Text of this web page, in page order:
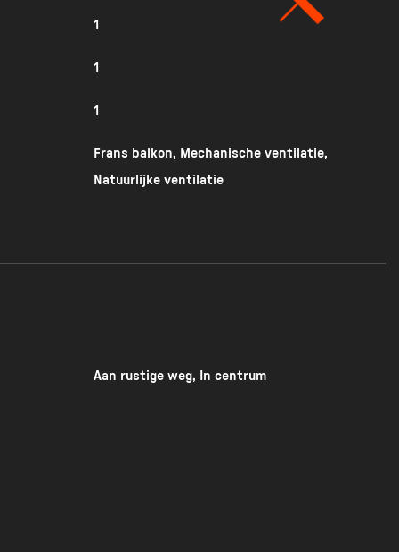
te selecteren
1
1
1
Frans balkon, Mechanische ventilatie,
Natuurlijke ventilatie
Aan rustige weg, In centrum